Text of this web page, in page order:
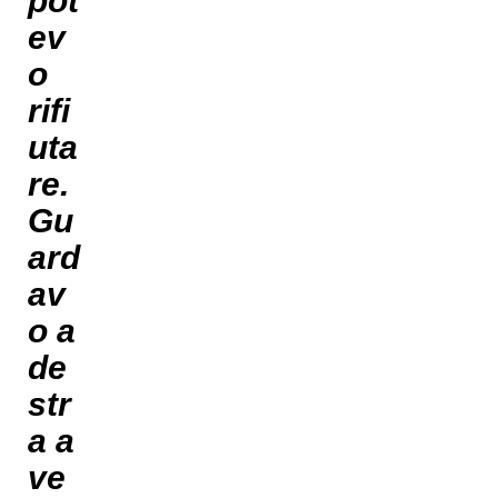
ev
o
rifi
uta
re.
Gu
ard
av
o a
de
str
a a
ve